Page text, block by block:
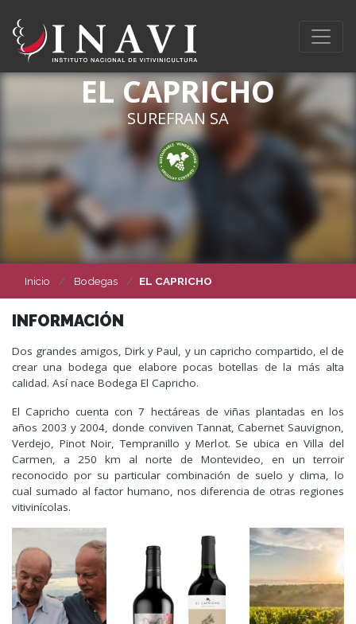
EL CAPRICHO
SUREFRAN SA
Inicio Bodegas EL CAPRICHO
INFORMACIÓN
Dos grandes amigos, Dirk y Paul, y un capricho compartido, el de
crear una bodega que elabore pocas botellas de la más alta
calidad. Así nace Bodega El Capricho.
El Capricho cuenta con 7 hectáreas de viñas plantadas en los
años 2003 y 2004, donde conviven Tannat, Cabernet Sauvignon,
Verdejo, Pinot Noir, Tempranillo y Merlot. Se ubica en Villa del
Carmen, a 250 km al norte de Montevideo, en un terroir
reconocido por su particular combinación de suelo y clima, lo
cual sumado al factor humano, nos diferencia de otras regiones
vitivinícolas.